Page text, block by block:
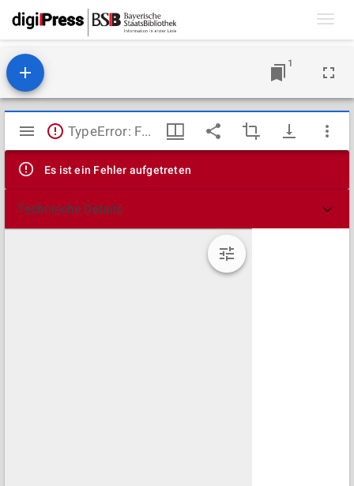
1
Mirador
Viewer
TypeError: Failed to fetch
Es ist ein Fehler aufgetreten
Technische Details